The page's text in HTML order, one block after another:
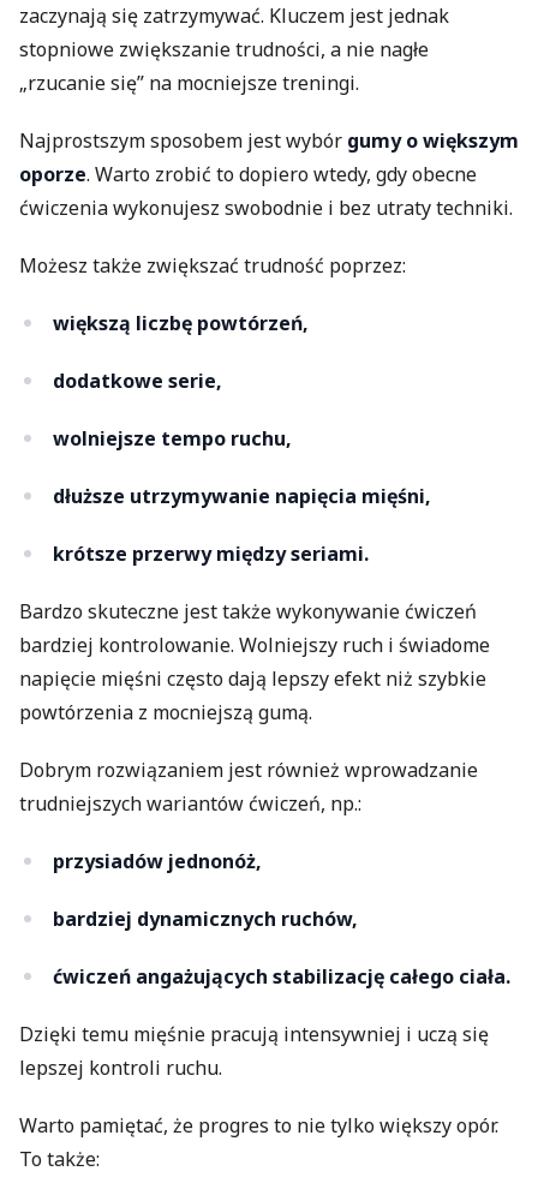
zaczynają się zatrzymywać. Kluczem jest jednak
stopniowe zwiększanie trudności, a nie nagłe
„rzucanie się” na mocniejsze treningi.
Najprostszym sposobem jest wybór gumy o większym
oporze. Warto zrobić to dopiero wtedy, gdy obecne
ćwiczenia wykonujesz swobodnie i bez utraty techniki.
Możesz także zwiększać trudność poprzez:
większą liczbę powtórzeń,
dodatkowe serie,
wolniejsze tempo ruchu,
dłuższe utrzymywanie napięcia mięśni,
krótsze przerwy między seriami.
Bardzo skuteczne jest także wykonywanie ćwiczeń
bardziej kontrolowanie. Wolniejszy ruch i świadome
napięcie mięśni często dają lepszy efekt niż szybkie
powtórzenia z mocniejszą gumą.
Dobrym rozwiązaniem jest również wprowadzanie
trudniejszych wariantów ćwiczeń, np.:
przysiadów jednonóż,
bardziej dynamicznych ruchów,
ćwiczeń angażujących stabilizację całego ciała.
Dzięki temu mięśnie pracują intensywniej i uczą się
lepszej kontroli ruchu.
Warto pamiętać, że progres to nie tylko większy opór.
To także: